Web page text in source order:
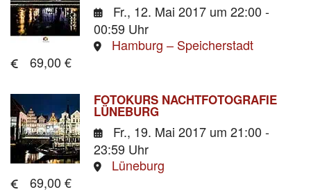
Fr., 12. Mai 2017 um 22:00 -
00:59 Uhr
Hamburg – Speicherstadt
69,00 €
FOTOKURS NACHTFOTOGRAFIE
LÜNEBURG
Fr., 19. Mai 2017 um 21:00 -
23:59 Uhr
Lüneburg
69,00 €